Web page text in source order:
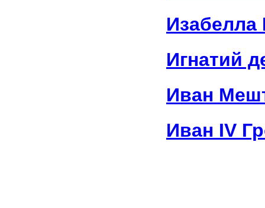
Изабелла
Игнатий
Иван
Иван IV